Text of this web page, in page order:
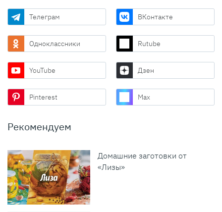
Телеграм ВКонтакте
Одноклассники Rutube
YouTube Дзен
Pinterest Max
Рекомендуем
Домашние заготовки от
«Лизы»